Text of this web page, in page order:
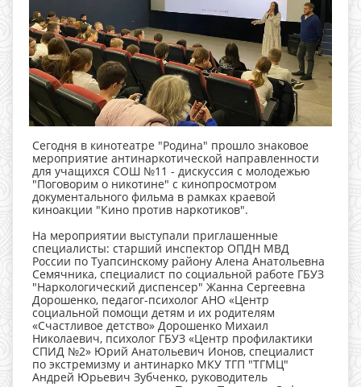
Сегодня в кинотеатре "Родина" прошло знаковое
мероприятие антинаркотической направленности
для учащихся СОШ №11 - дискуссия с молодежью
"Поговорим о никотине" с кинопросмотром
документального фильма в рамках краевой
киноакции "Кино против наркотиков".
На мероприятии выступали приглашенные
специалисты: старший инспектор ОПДН МВД
России по Туапсинскому району Алена Анатольевна
Семячника, специалист по социальной работе ГБУЗ
"Наркологический диспенсер" Жанна Сергеевна
Дорошенко, педагог-психолог АНО «Центр
социальной помощи детям и их родителям
«Счастливое детство» Дорошенко Михаил
Николаевич, психолог ГБУЗ «Центр профилактики
СПИД №2» Юрий Анатольевич Ионов, специалист
по экстремизму и антинарко МКУ ТГП "ТГМЦ"
Андрей Юрьевич Зубченко, руководитель